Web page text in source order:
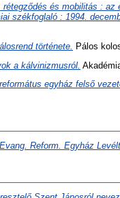
rétegződés és mobilitás : az
székfoglaló : 1994.
története. Pálos
a kálvinizmusról.
egyház felső
Reform. Egyház